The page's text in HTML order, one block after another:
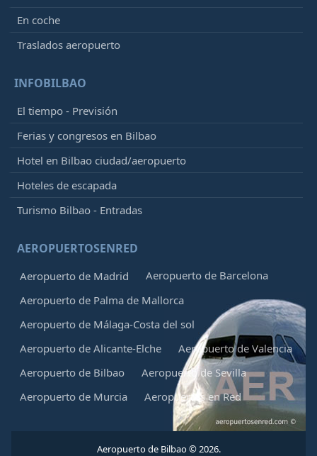
En coche
Traslados aeropuerto
INFOBILBAO
El tiempo - Previsión
Ferias y congresos en Bilbao
Hotel en Bilbao ciudad/aeropuerto
Hoteles de escapada
Turismo Bilbao - Entradas
AEROPUERTOSENRED
Aeropuerto de Madrid
Aeropuerto de Barcelona
Aeropuerto de Palma de Mallorca
Aeropuerto de Málaga-Costa del sol
Aeropuerto de Alicante-Elche
Aeropuerto de Valencia
Aeropuerto de Bilbao
Aeropuerto de Sevilla
Aeropuerto de Murcia
Aeropuertos en Red
Aeropuerto de Bilbao © 2026.